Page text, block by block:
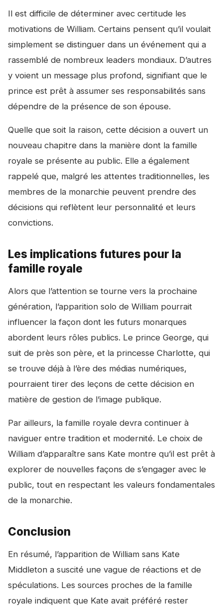
Il est difficile de déterminer avec certitude les
motivations de William. Certains pensent qu’il voulait
simplement se distinguer dans un événement qui a
rassemblé de nombreux leaders mondiaux. D’autres
y voient un message plus profond, signifiant que le
prince est prêt à assumer ses responsabilités sans
dépendre de la présence de son épouse.
Quelle que soit la raison, cette décision a ouvert un
nouveau chapitre dans la manière dont la famille
royale se présente au public. Elle a également
rappelé que, malgré les attentes traditionnelles, les
membres de la monarchie peuvent prendre des
décisions qui reflètent leur personnalité et leurs
convictions.
Les implications futures pour la
famille royale
Alors que l’attention se tourne vers la prochaine
génération, l’apparition solo de William pourrait
influencer la façon dont les futurs monarques
abordent leurs rôles publics. Le prince George, qui
suit de près son père, et la princesse Charlotte, qui
se trouve déjà à l’ère des médias numériques,
pourraient tirer des leçons de cette décision en
matière de gestion de l’image publique.
Par ailleurs, la famille royale devra continuer à
naviguer entre tradition et modernité. Le choix de
William d’apparaître sans Kate montre qu’il est prêt à
explorer de nouvelles façons de s’engager avec le
public, tout en respectant les valeurs fondamentales
de la monarchie.
Conclusion
En résumé, l’apparition de William sans Kate
Middleton a suscité une vague de réactions et de
spéculations. Les sources proches de la famille
royale indiquent que Kate avait préféré rester